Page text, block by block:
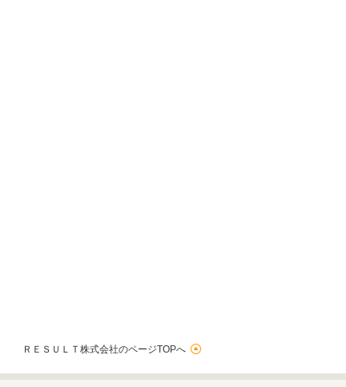
ＲＥＳＵＬＴ株式会社のページTOPへ